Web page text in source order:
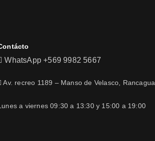
WhatsApp +569 9982 5667
Av. recreo 1189 – Manso de Velasco, Rancagua
a viernes 09:30 a 13:30 y 15:00 a 19:00